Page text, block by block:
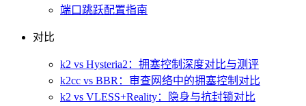
端口跳跃配置指南
对比
k2 vs Hysteria2：拥塞控制深度对比与测评
k2cc vs BBR：审查网络中的拥塞控制对比
k2 vs VLESS+Reality：隐身与抗封锁对比